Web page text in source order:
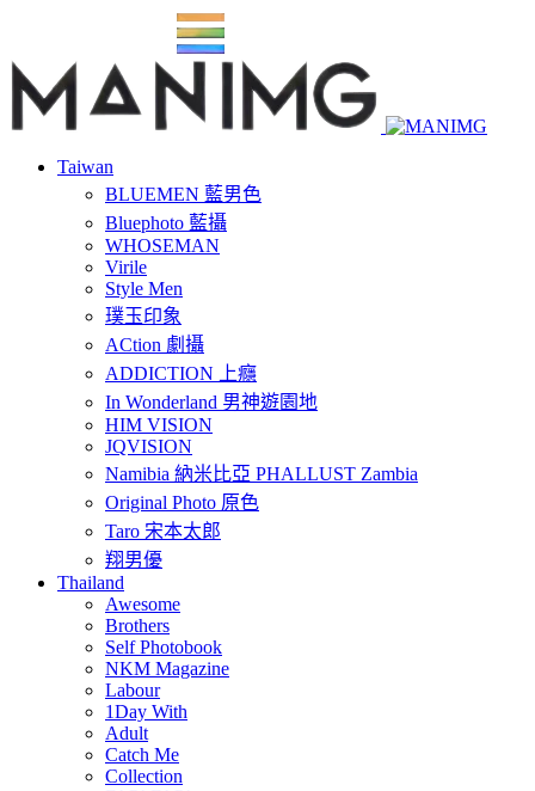
Taiwan
BLUEMEN 藍男色
Bluephoto 藍攝
WHOSEMAN
Virile
Style Men
璞玉印象
ACtion 劇攝
ADDICTION 上癮
In Wonderland 男神遊園地
HIM VISION
JQVISION
Namibia 納米比亞 PHALLUST Zambia
Original Photo 原色
Taro 宋本太郎
翔男優
Thailand
Awesome
Brothers
Self Photobook
NKM Magazine
Labour
1Day With
Adult
Catch Me
Collection